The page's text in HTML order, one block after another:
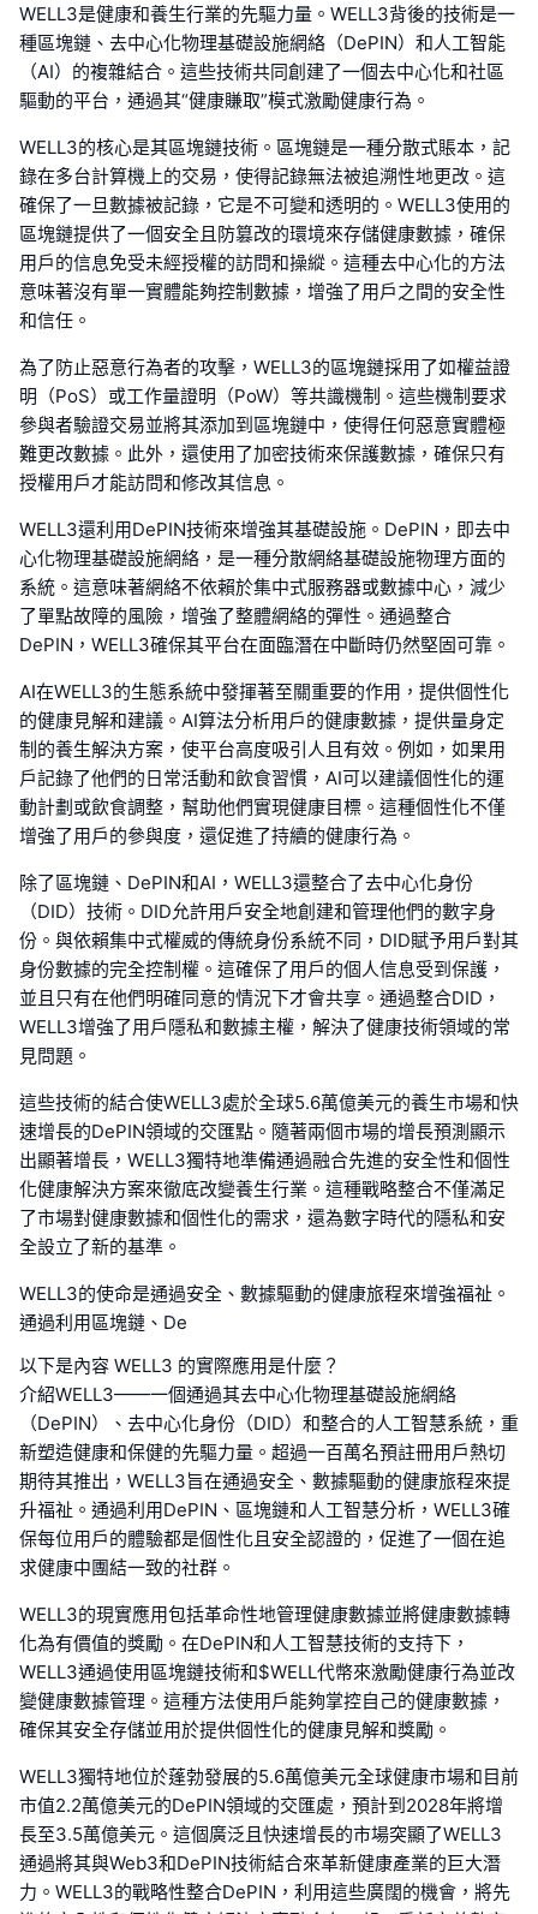
WELL3是健康和養生行業的先驅力量。WELL3背後的技術是一
種區塊鏈、去中心化物理基礎設施網絡（DePIN）和人工智能
（AI）的複雜結合。這些技術共同創建了一個去中心化和社區
驅動的平台，通過其“健康賺取”模式激勵健康行為。
WELL3的核心是其區塊鏈技術。區塊鏈是一種分散式賬本，記
錄在多台計算機上的交易，使得記錄無法被追溯性地更改。這
確保了一旦數據被記錄，它是不可變和透明的。WELL3使用的
區塊鏈提供了一個安全且防篡改的環境來存儲健康數據，確保
用戶的信息免受未經授權的訪問和操縱。這種去中心化的方法
意味著沒有單一實體能夠控制數據，增強了用戶之間的安全性
和信任。
為了防止惡意行為者的攻擊，WELL3的區塊鏈採用了如權益證
明（PoS）或工作量證明（PoW）等共識機制。這些機制要求
參與者驗證交易並將其添加到區塊鏈中，使得任何惡意實體極
難更改數據。此外，還使用了加密技術來保護數據，確保只有
授權用戶才能訪問和修改其信息。
WELL3還利用DePIN技術來增強其基礎設施。DePIN，即去中
心化物理基礎設施網絡，是一種分散網絡基礎設施物理方面的
系統。這意味著網絡不依賴於集中式服務器或數據中心，減少
了單點故障的風險，增強了整體網絡的彈性。通過整合
DePIN，WELL3確保其平台在面臨潛在中斷時仍然堅固可靠。
AI在WELL3的生態系統中發揮著至關重要的作用，提供個性化
的健康見解和建議。AI算法分析用戶的健康數據，提供量身定
制的養生解決方案，使平台高度吸引人且有效。例如，如果用
戶記錄了他們的日常活動和飲食習慣，AI可以建議個性化的運
動計劃或飲食調整，幫助他們實現健康目標。這種個性化不僅
增強了用戶的參與度，還促進了持續的健康行為。
除了區塊鏈、DePIN和AI，WELL3還整合了去中心化身份
（DID）技術。DID允許用戶安全地創建和管理他們的數字身
份。與依賴集中式權威的傳統身份系統不同，DID賦予用戶對其
身份數據的完全控制權。這確保了用戶的個人信息受到保護，
並且只有在他們明確同意的情況下才會共享。通過整合DID，
WELL3增強了用戶隱私和數據主權，解決了健康技術領域的常
見問題。
這些技術的結合使WELL3處於全球5.6萬億美元的養生市場和快
速增長的DePIN領域的交匯點。隨著兩個市場的增長預測顯示
出顯著增長，WELL3獨特地準備通過融合先進的安全性和個性
化健康解決方案來徹底改變養生行業。這種戰略整合不僅滿足
了市場對健康數據和個性化的需求，還為數字時代的隱私和安
全設立了新的基準。
WELL3的使命是通過安全、數據驅動的健康旅程來增強福祉。
通過利用區塊鏈、De
以下是內容 WELL3 的實際應用是什麼？
介紹WELL3——一個通過其去中心化物理基礎設施網絡
（DePIN）、去中心化身份（DID）和整合的人工智慧系統，重
新塑造健康和保健的先驅力量。超過一百萬名預註冊用戶熱切
期待其推出，WELL3旨在通過安全、數據驅動的健康旅程來提
升福祉。通過利用DePIN、區塊鏈和人工智慧分析，WELL3確
保每位用戶的體驗都是個性化且安全認證的，促進了一個在追
求健康中團結一致的社群。
WELL3的現實應用包括革命性地管理健康數據並將健康數據轉
化為有價值的獎勵。在DePIN和人工智慧技術的支持下，
WELL3通過使用區塊鏈技術和$WELL代幣來激勵健康行為並改
變健康數據管理。這種方法使用戶能夠掌控自己的健康數據，
確保其安全存儲並用於提供個性化的健康見解和獎勵。
WELL3獨特地位於蓬勃發展的5.6萬億美元全球健康市場和目前
市值2.2萬億美元的DePIN領域的交匯處，預計到2028年將增
長至3.5萬億美元。這個廣泛且快速增長的市場突顯了WELL3
通過將其與Web3和DePIN技術結合來革新健康產業的巨大潛
力。WELL3的戰略性整合DePIN，利用這些廣闊的機會，將先